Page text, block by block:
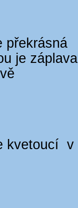
překrásná
je záplava
kvetoucí v